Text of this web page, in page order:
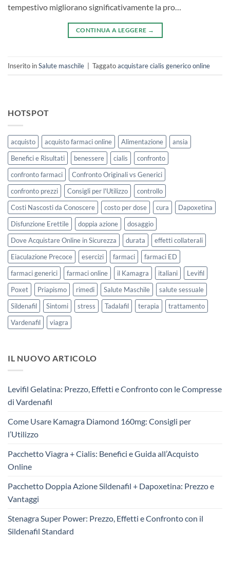
tempestivo migliorano significativamente la pro…
CONTINUA A LEGGERE →
Inserito inSalute maschile Taggatoacquistare cialis generico online
HOTSPOT
acquisto acquisto farmaci online Alimentazione
ansia
Benefici e Risultati
benessere cialis
confronto
confronto farmaci
Confronto Originali vs Generici
confronto prezzi
Consigli per l'Utilizzo
controllo
Costi Nascosti da Conoscere
costo per dose cura
Dapoxetina
Disfunzione Erettile
doppia azione
dosaggio
Dove Acquistare Online in Sicurezza
durata
effetti collaterali
Eiaculazione Precoce
esercizi farmaci
farmaci ED
farmaci generici
farmaci online il Kamagra italiani
Levifil
Poxet
Priapismo rimedi Salute Maschile
salute sessuale
Sildenafil
Sintomi stress Tadalafil terapia
trattamento
Vardenafil
viagra
IL NUOVO ARTICOLO
Levifil Gelatina: Prezzo, Effetti e Confronto con le Compresse
di Vardenafil
Come Usare Kamagra Diamond 160mg: Consigli per
l’Utilizzo
Pacchetto Viagra + Cialis: Benefici e Guida all’Acquisto
Online
Pacchetto Doppia Azione Sildenafil + Dapoxetina: Prezzo e
Vantaggi
Stenagra Super Power: Prezzo, Effetti e Confronto con il
Sildenafil Standard